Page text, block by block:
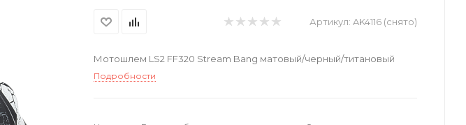
Артикул: AK4116 (снято)
Мотошлем LS2 FF320 Stream Bang матовый/черный/титановый
Подробности